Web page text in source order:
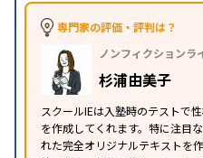
中高一貫校生に対応
可能季節講習のみ
※2023年3月調査。小学校高学年の
専門家の評価・評判は？
ノンフィクションラ
杉浦由美子
スクールIEは入塾時のテストで
を作成してくれます。特に注目
れた完全オリジナルテキストを